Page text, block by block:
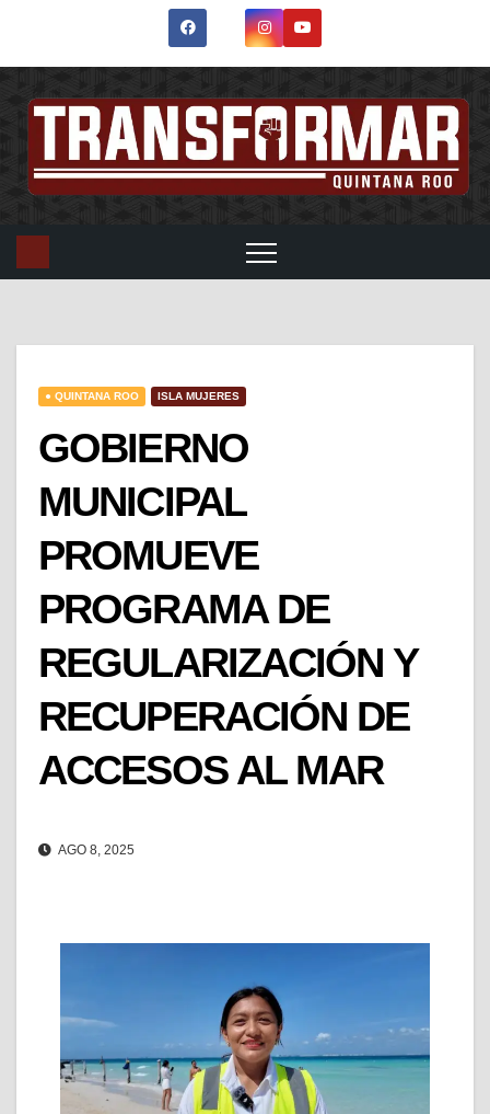
● QUINTANA ROO ISLA MUJERES
GOBIERNO
MUNICIPAL
PROMUEVE
PROGRAMA DE
REGULARIZACIÓN Y
RECUPERACIÓN DE
ACCESOS AL MAR
AGO 8, 2025